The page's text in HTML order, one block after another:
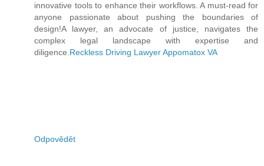
innovative tools to enhance their workflows. A must-read for
anyone passionate about pushing the boundaries of
design!A lawyer, an advocate of justice, navigates the
complex legal landscape with expertise and
diligence.Reckless Driving Lawyer Appomatox VA
Odpovědět